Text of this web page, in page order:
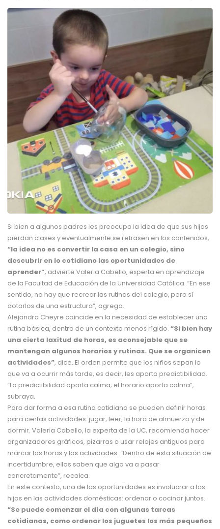
Si bien a algunos padres les preocupa la idea de que sus hijos
pierdan clases y eventualmente se retrasen en los contenidos,
“la idea no es convertir la casa en un colegio, sino
descubrir en lo cotidiano las oportunidades de
aprender”, advierte Valeria Cabello, experta en aprendizaje
de la Facultad de Educación de la Universidad Católica. “En ese
sentido, no hay que recrear las rutinas del colegio, pero sí
dotarlos de una estructura”, agrega.
Alejandra Cheyre coincide en la necesidad de establecer una
rutina básica, dentro de un contexto menos rígido. “Si bien hay
una cierta laxitud de horas, es aconsejable que se
mantengan algunos horarios y rutinas. Que se organicen
actividades”, dice. El orden permite que los niños sepan lo
que va a ocurrir más tarde, es decir, les aporta predictibilidad.
“La predictibilidad aporta calma; el horario aporta calma”,
subraya.
Para dar forma a esa rutina cotidiana se pueden definir horas
para ciertas actividades: jugar, leer, la hora de almuerzo y de
dormir. Valeria Cabello, la experta de la UC, recomienda hacer
organizadores gráficos, pizarras o usar relojes antiguos para
marcar las horas y las actividades. “Dentro de esta situación de
incertidumbre, ellos saben que algo va a pasar
concretamente”, recalca.
En este contexto, una de las oportunidades es involucrar a los
hijos en las actividades domésticas: ordenar o cocinar juntos.
“Se puede comenzar el día con algunas tareas
cotidianas, como ordenar los juguetes los más pequeños